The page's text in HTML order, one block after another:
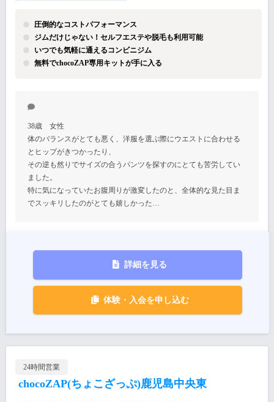
圧倒的なコストパフォーマンス
ジムだけじゃない！セルフエステや脱毛も利用可能
いつでも気軽に通えるコンビニジム
無料でchocoZAP専用キットが手に入る
38歳 女性
体のバランスがとても悪く、洋服を選ぶ際にウエストに合わせる
とヒップがきつかったり、
その逆も然りでサイズの合うパンツを探すのにとても苦労してい
ました。
特に気になっていたお腹周りが激変したのと、全体的な見た目ま
でスッキリしたのがとても嬉しかった…
詳細を見る
体験・入会を申し込む
24時間営業
chocoZAP(ちょこざっぷ)鹿児島中央東